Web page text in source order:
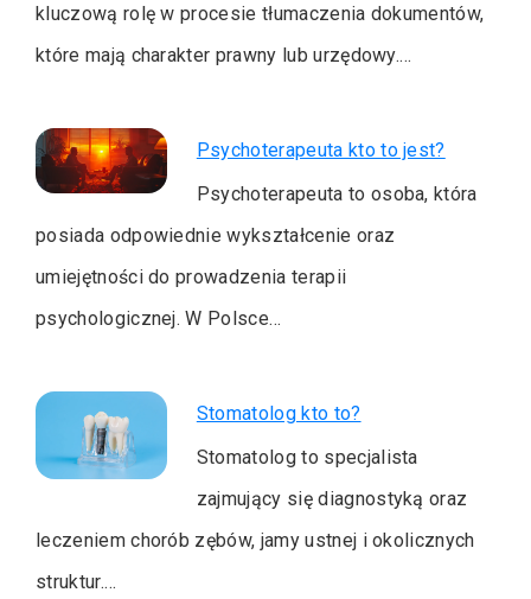
kluczową rolę w procesie tłumaczenia dokumentów,
które mają charakter prawny lub urzędowy.…
Psychoterapeuta kto to jest?
Psychoterapeuta to osoba, która
posiada odpowiednie wykształcenie oraz
umiejętności do prowadzenia terapii
psychologicznej. W Polsce…
Stomatolog kto to?
Stomatolog to specjalista
zajmujący się diagnostyką oraz
leczeniem chorób zębów, jamy ustnej i okolicznych
struktur.…